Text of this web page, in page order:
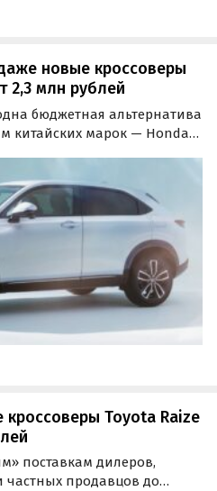
новые кроссоверы
2,3 млн рублей
бюджетная альтернатива
китайских марок — Honda
пишут «Автоновости…
Toyota Raize
поставкам дилеров,
продавцов до